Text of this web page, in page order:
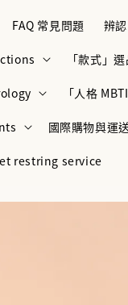
FAQ 常見問題 辨
「款式」
「人格
國際購物與
restring service